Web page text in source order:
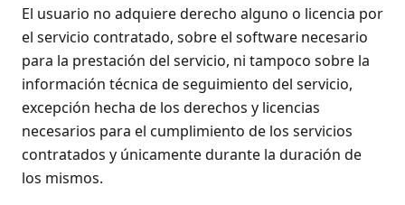
El usuario no adquiere derecho alguno o licencia por
el servicio contratado, sobre el software necesario
para la prestación del servicio, ni tampoco sobre la
información técnica de seguimiento del servicio,
excepción hecha de los derechos y licencias
necesarios para el cumplimiento de los servicios
contratados y únicamente durante la duración de
los mismos.